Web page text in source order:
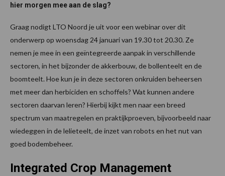
hier morgen mee aan de slag?
Graag nodigt LTO Noord je uit voor een webinar over dit
onderwerp op woensdag 24 januari van 19.30 tot 20.30. Ze
nemen je mee in een geïntegreerde aanpak in verschillende
sectoren, in het bijzonder de akkerbouw, de bollenteelt en de
boomteelt. Hoe kun je in deze sectoren onkruiden beheersen
met meer dan herbiciden en schoffels? Wat kunnen andere
sectoren daarvan leren? Hierbij kijkt men naar een breed
spectrum van maatregelen en praktijkproeven, bijvoorbeeld naar
wiedeggen in de lelieteelt, de inzet van robots en het nut van
goed bodembeheer.
Integrated Crop Management